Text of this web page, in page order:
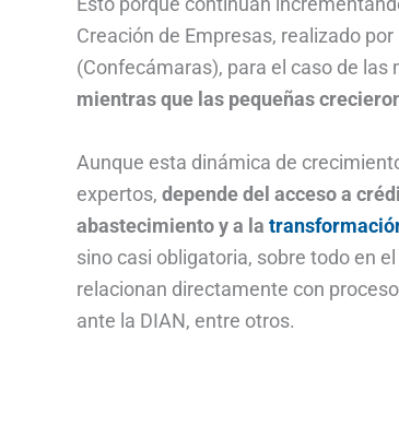
Creación de Empresas, realizado
(Confecámaras), para el caso de las
mientras que las pequeñas
Aunque esta dinámica de
expertos, depende del acceso a
abastecimiento y a la
sino casi obligatoria, sobre todo en
relacionan directamente con
ante la DIAN, entre otros.